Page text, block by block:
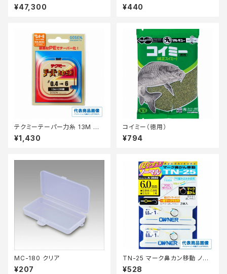
¥47,300 ¥440
テクミーテーパー力糸 13M 赤
2本 0.8ー5【継続セール_仕掛】
¥1,430
コイミー（徳用）
¥794
MC-180 クリア
¥207
TN-25 マーク鼻カン移動 ノー
マル 6
¥528